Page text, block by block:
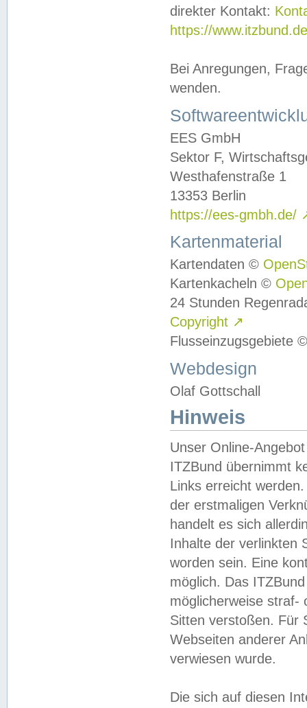
direkter Kontakt:
https://
Bei Anregungen,
wenden.
EES GmbH
Sektor F,
Westhafenstraße 1
13353 Berlin
https://ees-gmbh.de/
Kartenmaterial
Kartendaten ©
Kartenkacheln ©
24 Stunden
Copyright ↗
Flusseinzugsgebiete
Webdesign
Olaf Gottschall
Hinweis
Unser Online-
ITZBund übernimmt
Links erreicht
der erstmaligen
handelt es sich
Inhalte der verlinkten
worden sein. Eine
möglich. Das
möglicherweise straf-
Sitten verstoßen. Für
Webseiten anderer
verwiesen wurde.
Die sich auf diesen